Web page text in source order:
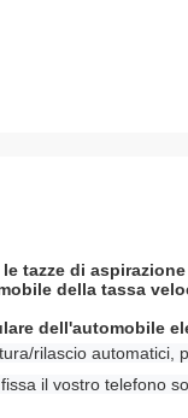
tazze di aspirazione
della tassa
dell'automobile
rilascio automatici,
il vostro telefono